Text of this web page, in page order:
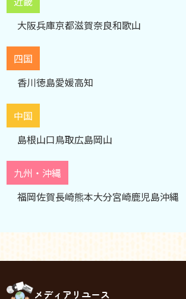
大阪兵庫京都滋賀奈良和歌山
四国
香川徳島愛媛高知
中国
島根山口鳥取広島岡山
九州・沖縄
福岡佐賀長崎熊本大分宮崎鹿児島沖縄
メディアリユース